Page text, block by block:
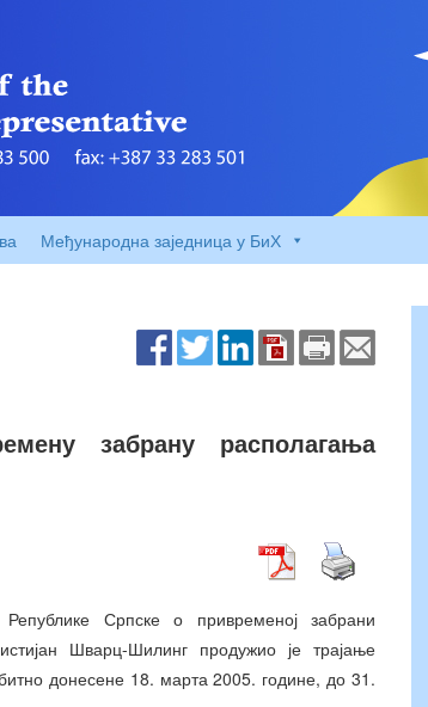
Међународна заједница у БиХ
забрану располагања
Српске о привременој забрани
Шварц-Шилинг продужио је трајање
донесене 18. марта 2005. године, до 31.